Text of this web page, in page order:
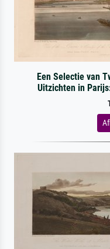
Een Selectie van
Uitzichten in